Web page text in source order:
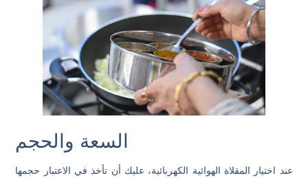
السعة والحجم
عند اختيار المقلاة الهوائية الكهربائية، عليك أن تأخذ في الاعتبار حجمها